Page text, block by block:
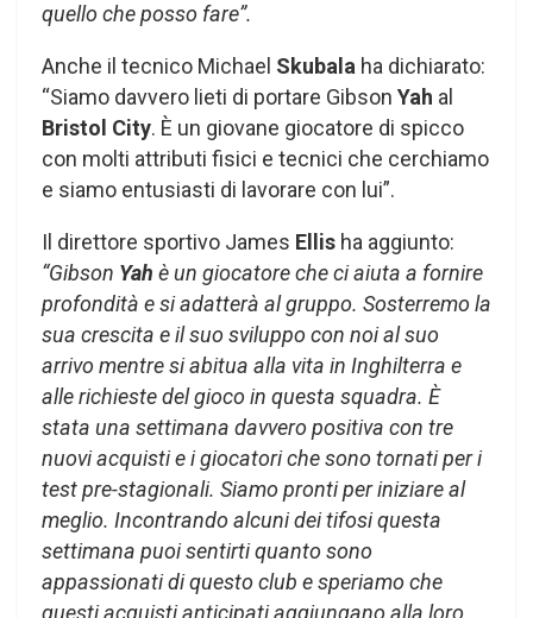
quello che posso fare”.
Anche il tecnico Michael Skubala ha dichiarato:
“Siamo davvero lieti di portare Gibson Yah al
Bristol City. È un giovane giocatore di spicco
con molti attributi fisici e tecnici che cerchiamo
e siamo entusiasti di lavorare con lui”.
Il direttore sportivo James Ellis ha aggiunto:
“Gibson Yah è un giocatore che ci aiuta a fornire
profondità e si adatterà al gruppo. Sosterremo la
sua crescita e il suo sviluppo con noi al suo
arrivo mentre si abitua alla vita in Inghilterra e
alle richieste del gioco in questa squadra. È
stata una settimana davvero positiva con tre
nuovi acquisti e i giocatori che sono tornati per i
test pre-stagionali. Siamo pronti per iniziare al
meglio. Incontrando alcuni dei tifosi questa
settimana puoi sentirti quanto sono
appassionati di questo club e speriamo che
questi acquisti anticipati aggiungano alla loro